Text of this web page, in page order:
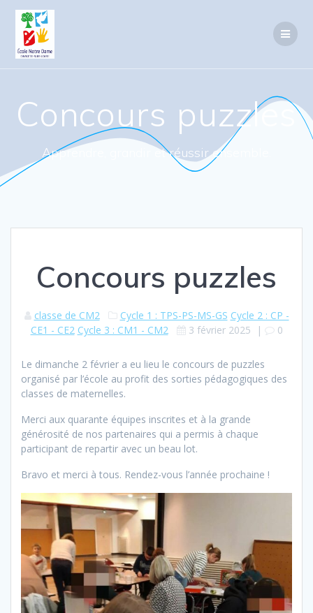
Concours puzzles
Apprendre, grandir et réussir ensemble.
Concours puzzles
classe de CM2 Cycle 1 : TPS-PS-MS-GS Cycle 2 : CP -
CE1 - CE2 Cycle 3 : CM1 - CM2 3 février 2025 | 0
Le dimanche 2 février a eu lieu le concours de puzzles
organisé par l’école au profit des sorties pédagogiques des
classes de maternelles.
Merci aux quarante équipes inscrites et à la grande
générosité de nos partenaires qui a permis à chaque
participant de repartir avec un beau lot.
Bravo et merci à tous. Rendez-vous l’année prochaine !